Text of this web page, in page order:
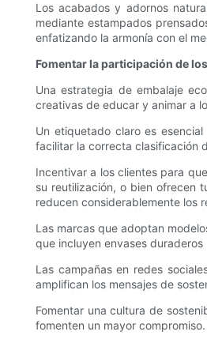
Los acabados y adornos
mediante estampados
enfatizando la armonía con el
Fomentar la participación de
Una estrategia de embalaje
creativas de educar y animar a
Un etiquetado claro es
facilitar la correcta clasificación
Incentivar a los clientes para
su reutilización, o bien ofrecen
reducen considerablemente los
Las marcas que adoptan
que incluyen envases
Las campañas en redes
amplifican los mensajes de
Fomentar una cultura de
fomenten un mayor